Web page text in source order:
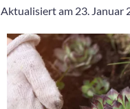
Aktualisiert am 23. Januar